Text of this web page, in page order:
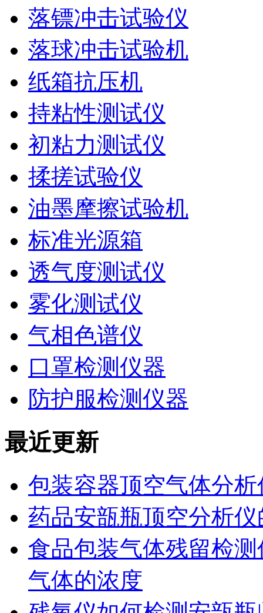
落镖冲击试验仪
落球冲击试验机
纸箱抗压机
持粘性测试仪
初粘力测试仪
揉搓试验仪
油墨摩擦试验机
标准光源箱
透气度测试仪
雾化测试仪
气相色谱仪
口罩检测仪器
防护服检测仪器
最近更新
包装容器顶空气体分
药品安瓿瓶顶空分析
食品包装气体残留检
气体的浓度